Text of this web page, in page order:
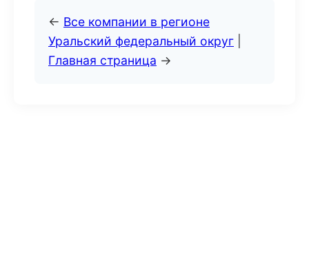
← Все компании в регионе
Уральский федеральный округ
Главная страница →